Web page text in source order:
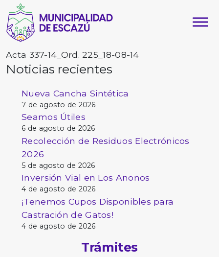
Acta 337-14_Ord. 225_18-08-14
Noticias recientes
Nueva Cancha Sintética
7 de agosto de 2026
Seamos Útiles
6 de agosto de 2026
Recolección de Residuos Electrónicos
2026
5 de agosto de 2026
Inversión Vial en Los Anonos
4 de agosto de 2026
¡Tenemos Cupos Disponibles para
Castración de Gatos!
4 de agosto de 2026
Trámites